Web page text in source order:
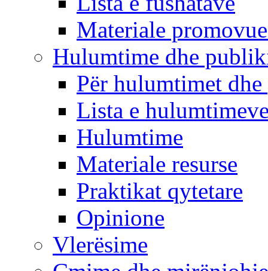
Materiale
Hulumtime dhe
Për hulumtimet
Lista e
Hulumtime
Materiale resurse
Praktikat qytetare
Opinione
Vlerësime